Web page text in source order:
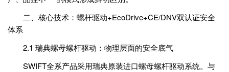
二、核心技术：螺杆驱动+EcoDrive+CE/DNV双认证安全
体系
2.1 瑞典螺母螺杆驱动：物理层面的安全底气
SWIFT全系产品采用瑞典原装进口螺母螺杆驱动系统。与